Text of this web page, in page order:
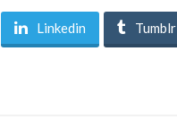
Linkedin Tumblr